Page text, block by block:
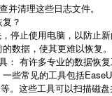
并清理这些日志文件。
？
停止使用电脑，以防止
数据，使其更难以恢复。
： 有许多专业的数据恢
些常见的工具包括
等。这些工具可以扫描磁